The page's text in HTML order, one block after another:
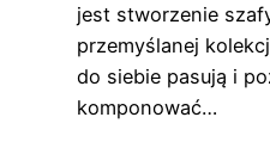
jest stworzenie
przemyślanej
do siebie pasują i
komponować…